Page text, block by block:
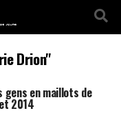
Drion"
gens en maillots de
2014